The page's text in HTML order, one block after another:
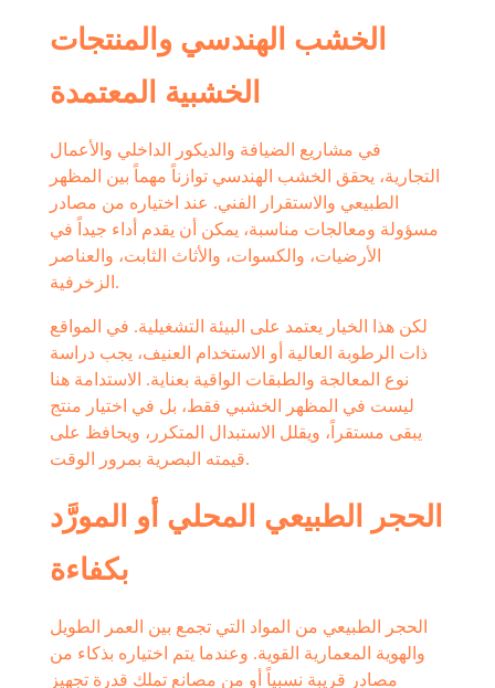
الخشب الهندسي والمنتجات
الخشبية المعتمدة
في مشاريع الضيافة والديكور الداخلي والأعمال
التجارية، يحقق الخشب الهندسي توازناً مهماً بين المظهر
الطبيعي والاستقرار الفني. عند اختياره من مصادر
مسؤولة ومعالجات مناسبة، يمكن أن يقدم أداء جيداً في
الأرضيات، والكسوات، والأثاث الثابت، والعناصر
الزخرفية.
لكن هذا الخيار يعتمد على البيئة التشغيلية. في المواقع
ذات الرطوبة العالية أو الاستخدام العنيف، يجب دراسة
نوع المعالجة والطبقات الواقية بعناية. الاستدامة هنا
ليست في المظهر الخشبي فقط، بل في اختيار منتج
يبقى مستقراً، ويقلل الاستبدال المتكرر، ويحافظ على
قيمته البصرية بمرور الوقت.
الحجر الطبيعي المحلي أو المورَّد
بكفاءة
الحجر الطبيعي من المواد التي تجمع بين العمر الطويل
والهوية المعمارية القوية. وعندما يتم اختياره بذكاء من
مصادر قريبة نسبياً أو من مصانع تملك قدرة تجهيز